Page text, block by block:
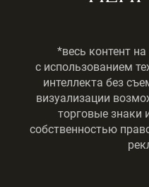
*весь контент
с использованием
интеллекта без
визуализации
торговые знаки
собственностью